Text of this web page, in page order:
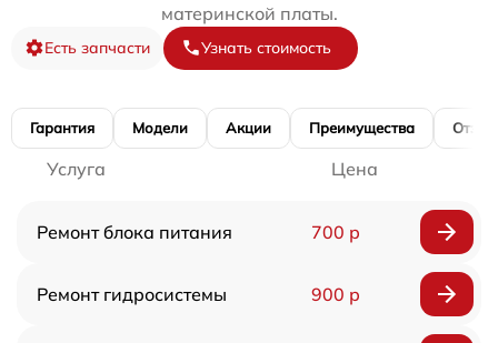
материнской платы.
Есть запчасти Узнать стоимость
Гарантия Модели Акции Преимущества
Услуга Цена
Ремонт блока питания 700 р
Ремонт гидросистемы 900 р